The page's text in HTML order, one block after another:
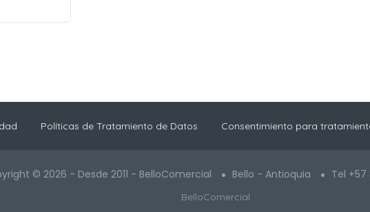
Políticas de Tratamiento de Datos Consentimiento para
© 2026 - Desde 2011 - BelloComercial Bello - Antioquia Tel +57
BelloComercial